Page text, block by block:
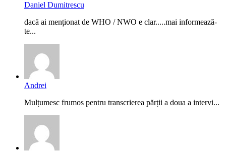
Daniel Dumitrescu
dacă ai menționat de WHO / NWO e clar.....mai informează-
te...
Andrei
Mulțumesc frumos pentru transcrierea părții a doua a intervi...